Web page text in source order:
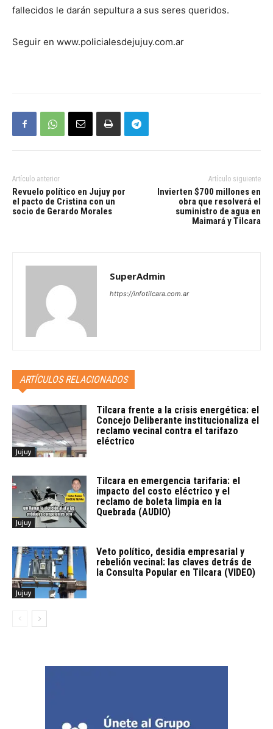
fallecidos le darán sepultura a sus seres queridos.
Seguir en www.policialesdejujuy.com.ar
Artículo anterior
Revuelo político en Jujuy por
el pacto de Cristina con un
socio de Gerardo Morales
Artículo siguiente
Invierten $700 millones en
obra que resolverá el
suministro de agua en
Maimará y Tilcara
SuperAdmin
https://infotilcara.com.ar
ARTÍCULOS RELACIONADOS
Jujuy
Tilcara frente a la crisis energética: el
Concejo Deliberante institucionaliza el
reclamo vecinal contra el tarifazo
eléctrico
Jujuy
Tilcara en emergencia tarifaria: el
impacto del costo eléctrico y el
reclamo de boleta limpia en la
Quebrada (AUDIO)
Jujuy
Veto político, desidia empresarial y
rebelión vecinal: las claves detrás de
la Consulta Popular en Tilcara (VIDEO)